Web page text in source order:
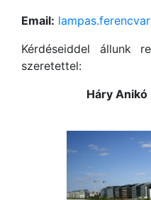
Email:
Kérdéseiddel állunk
szeretettel:
Háry Anikó